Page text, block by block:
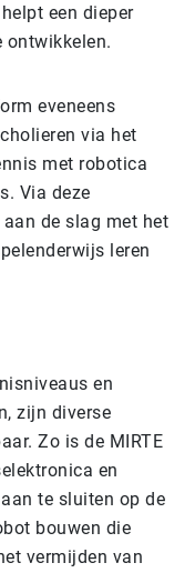
een dieper
ontwikkelen.
eveneens
via het
met robotica
Via deze
de slag met het
leren
en
zijn diverse
Zo is de MIRTE
en
te sluiten op de
bouwen die
vermijden van